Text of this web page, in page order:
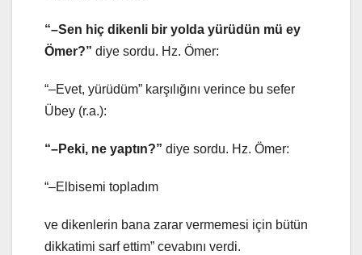
“–Sen hiç dikenli bir yolda yürüdün mü ey
Ömer?” diye sordu. Hz. Ömer:
“–Evet, yürüdüm” karşılığını verince bu sefer
Übey (r.a.):
“–Peki, ne yaptın?” diye sordu. Hz. Ömer:
“–Elbisemi topladım
ve dikenlerin bana zarar vermemesi için bütün
dikkatimi sarf ettim” cevabını verdi.